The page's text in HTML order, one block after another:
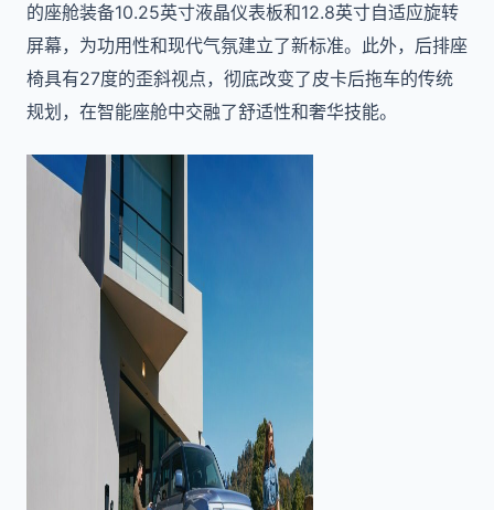
的座舱装备10.25英寸液晶仪表板和12.8英寸自适应旋转
屏幕，为功用性和现代气氛建立了新标准。此外，后排座
椅具有27度的歪斜视点，彻底改变了皮卡后拖车的传统
规划，在智能座舱中交融了舒适性和奢华技能。